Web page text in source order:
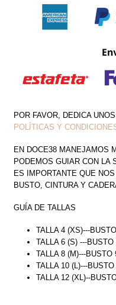
CANTIDAD
POR FAVOR, DEDICA
POLÍTICAS Y
EN DOCE38 MANEJAMOS
PODEMOS GUIAR CON LA
ES IMPORTANTE QUE
BUSTO, CINTURA Y
GUÍA DE TALLAS
TALLA 4 (XS)---
TALLA 6 (S) ---
TALLA 8 (M)---BUSTO
TALLA 10 (L)---
TALLA 12 (XL)--